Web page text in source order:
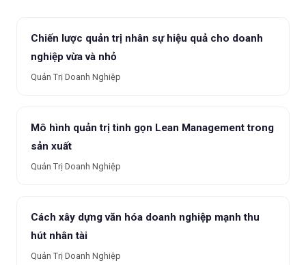
Chiến lược quản trị nhân sự hiệu quả cho doanh
nghiệp vừa và nhỏ
Quản Trị Doanh Nghiệp
Mô hình quản trị tinh gọn Lean Management trong
sản xuất
Quản Trị Doanh Nghiệp
Cách xây dựng văn hóa doanh nghiệp mạnh thu
hút nhân tài
Quản Trị Doanh Nghiệp